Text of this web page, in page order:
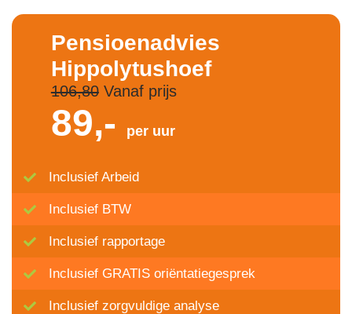
Pensioenadvies
Hippolytushoef
106,80Vanaf prijs
89,- per uur
Inclusief Arbeid
Inclusief BTW
Inclusief rapportage
Inclusief GRATIS oriëntatiegesprek
Inclusief zorgvuldige analyse